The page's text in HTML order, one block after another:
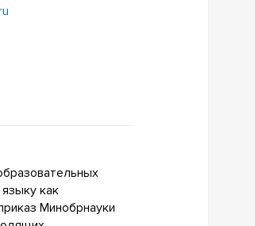
как
Минобрнауки